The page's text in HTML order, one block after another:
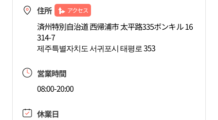
住所 アクセス
済州特別自治道 西帰浦市 太平路335ボンキル 16
314-7
제주특별자치도 서귀포시 태평로 353
営業時間
08:00-20:00
休業日